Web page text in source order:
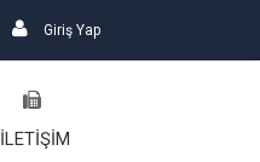
Giriş Yap
İLETİŞİM